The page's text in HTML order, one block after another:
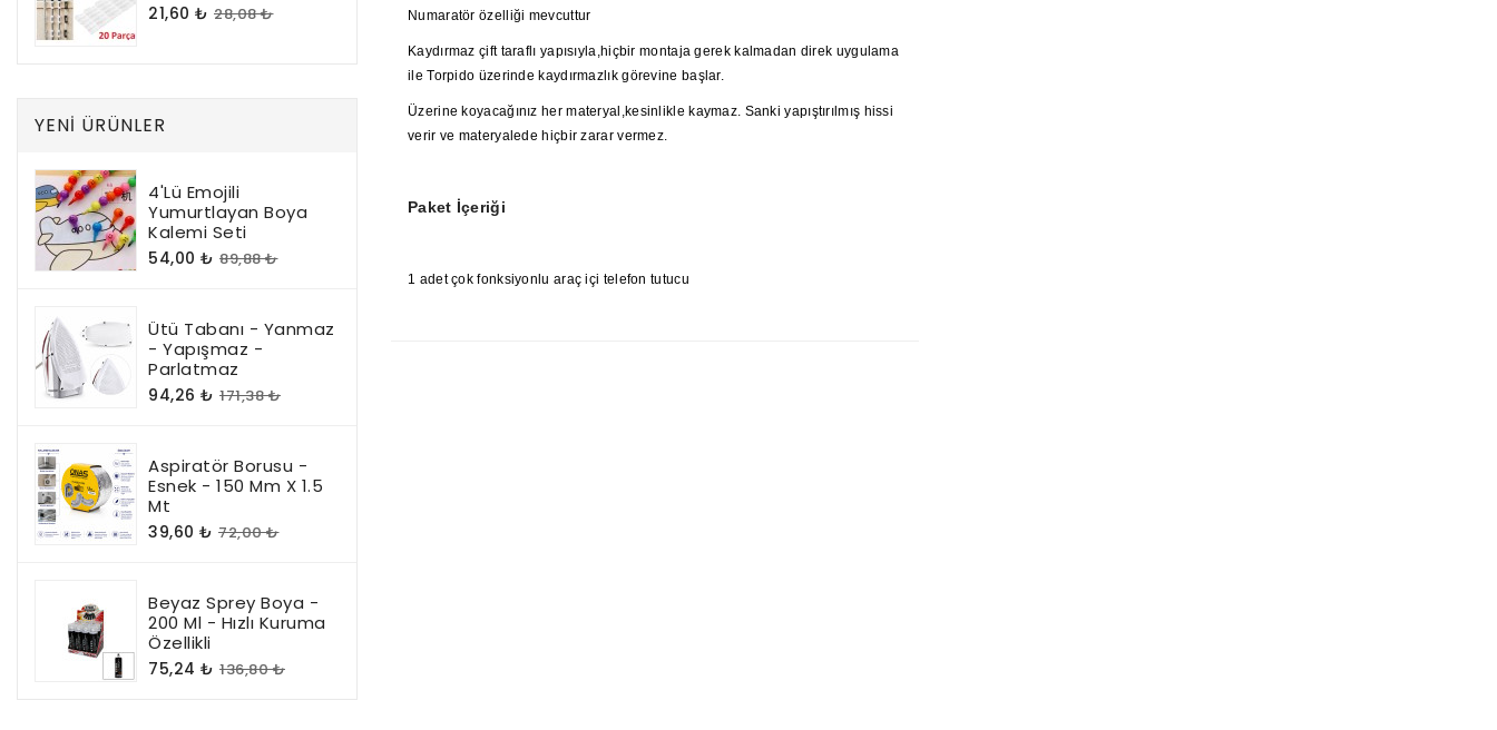
21,60 ₺ 28,08 ₺
YENI ÜRÜNLER
4'lü Emojili
Yumurtlayan Boya
Kalemi Seti
54,00 ₺ 89,88 ₺
Ütü Tabanı - Yanmaz
- Yapışmaz -
Parlatmaz
94,26 ₺ 171,38 ₺
Aspiratör Borusu -
Esnek - 150 Mm X 1.5
Mt
39,60 ₺ 72,00 ₺
Beyaz Sprey Boya -
200 Ml - Hızlı Kuruma
Özellikli
75,24 ₺ 136,80 ₺
Numaratör özelliği mevcuttur
Kaydırmaz çift taraflı yapısıyla,hiçbir montaja gerek kalmadan direk uygulama
ile Torpido üzerinde kaydırmazlık görevine başlar.
Üzerine koyacağınız her materyal,kesinlikle kaymaz. Sanki yapıştırılmış hissi
verir ve materyalede hiçbir zarar vermez.
Paket İçeriği
1 adet çok fonksiyonlu araç içi telefon tutucu